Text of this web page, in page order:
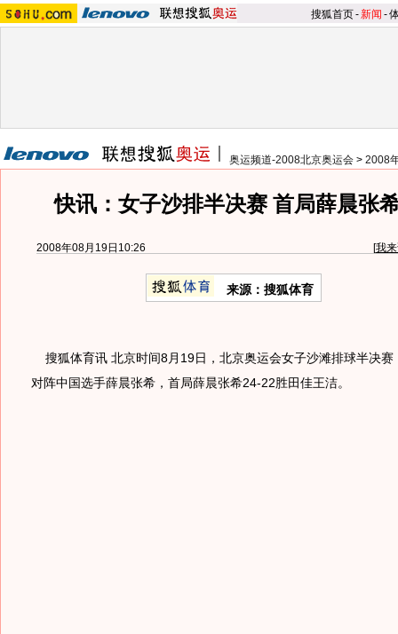
搜狐首页-新闻 -
奥运频道-2008北京奥运会 > 2008
快讯：女子沙排半决赛 首局薛晨张
2008年08月19日10:26 [我
来源：搜狐体育
搜狐体育讯 北京时间8月19日，北京奥运会女子沙滩排球半决赛
对阵中国选手薛晨张希，首局薛晨张希24-22胜田佳王洁。